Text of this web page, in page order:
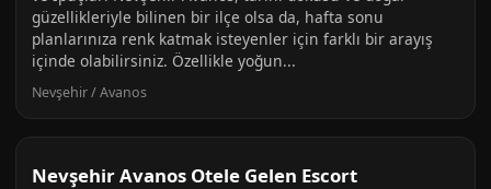
güzellikleriyle bilinen bir ilçe olsa da, hafta sonu
planlarınıza renk katmak isteyenler için farklı bir arayış
içinde olabilirsiniz. Özellikle yoğun...
Nevşehir / Avanos
Nevşehir Avanos Otele Gelen Escort